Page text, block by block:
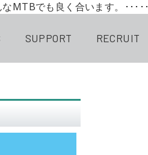
MTBでも良く合います。･････
SUPPORT RECRUIT